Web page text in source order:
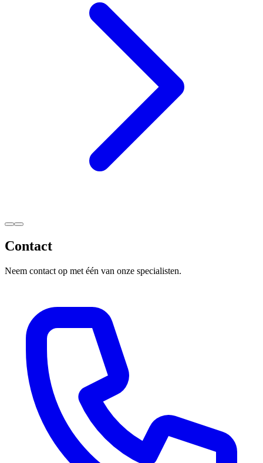
Contact
Neem contact op met één van onze specialisten.